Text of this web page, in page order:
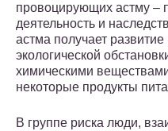
провоцирующих астму –
деятельность и
астма получает
экологической
химическими
некоторые продукты
В группе риска люди,